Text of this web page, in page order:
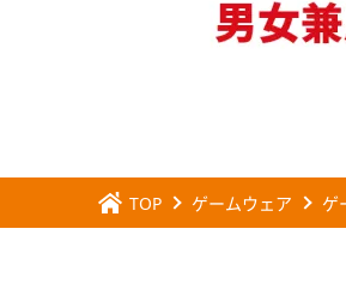
TOP ゲームウェア ゲ